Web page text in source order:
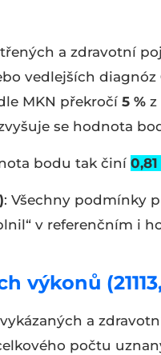
a zdravotní
vedlejších diagnóz
MKN překročí 5 % z
se hodnota
bodu tak činí
: Všechny podmínky
v referenčním i
výkonů (21113,
a
počtu